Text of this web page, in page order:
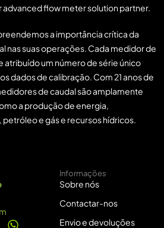
advanced flow meter solution partner.
a importância crítica da
nas suas operações. Cada medidor de
atribuído um número de série único
dados de calibração. Com 21 anos de
de caudal são amplamente
a produção de energia,
e gás e recursos hídricos.
Informações
Sobre nós
Contactar-nos
Envio e devoluções